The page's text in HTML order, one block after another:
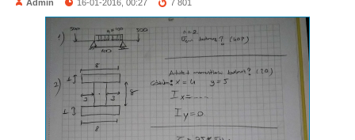
Admin 16-01-2016, 00:27 7 801